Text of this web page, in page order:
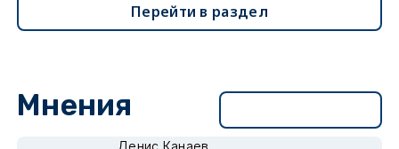
Перейти в раздел
Мнения
Денис Канаев